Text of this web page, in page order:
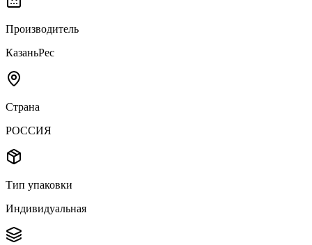
Производитель
КазаньРес
Страна
РОССИЯ
Тип упаковки
Индивидуальная